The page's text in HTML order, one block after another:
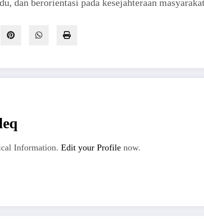
dan berorientasi pada kesejahteraan
Information. Edit your Profile now.